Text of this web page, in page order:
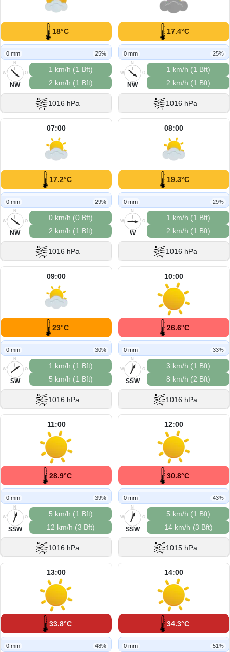
18°C
0 mm 25%
N
O
S
W
NW
1 km/h (1 Bft)
2 km/h (1 Bft)
1016 hPa
17.4°C
0 mm 25%
N
O
S
W
NW
1 km/h (1 Bft)
2 km/h (1 Bft)
1016 hPa
07:00
17.2°C
0 mm 29%
N
O
S
W
NW
0 km/h (0 Bft)
2 km/h (1 Bft)
1016 hPa
08:00
19.3°C
0 mm 29%
N
O
S
W
W
1 km/h (1 Bft)
2 km/h (1 Bft)
1016 hPa
09:00
23°C
0 mm 30%
N
O
S
W
SW
1 km/h (1 Bft)
5 km/h (1 Bft)
1016 hPa
10:00
26.6°C
0 mm 33%
N
O
S
W
SSW
3 km/h (1 Bft)
8 km/h (2 Bft)
1016 hPa
11:00
28.9°C
0 mm 39%
N
O
S
W
SSW
5 km/h (1 Bft)
12 km/h (3 Bft)
1016 hPa
12:00
30.8°C
0 mm 43%
N
O
S
W
SSW
5 km/h (1 Bft)
14 km/h (3 Bft)
1015 hPa
13:00
33.8°C
0 mm 48%
14:00
34.3°C
0 mm 51%